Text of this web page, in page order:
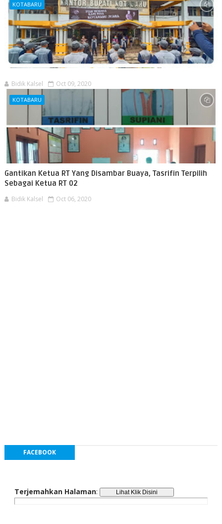
KOTABARU
Bidik Kalsel Oct 09, 2020
KOTABARU
Gantikan Ketua RT Yang Disambar Buaya, Tasrifin Terpilih
Sebagai Ketua RT 02
Bidik Kalsel Oct 06, 2020
FACEBOOK
Terjemahkan Halaman: